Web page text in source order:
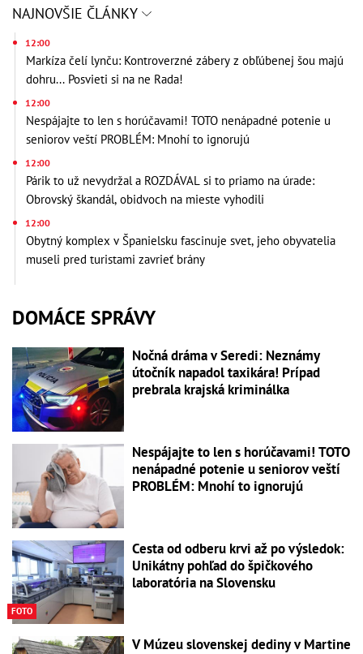
NAJNOVŠIE ČLÁNKY
12:00
Markíza čelí lynču: Kontroverzné zábery z obľúbenej šou majú
dohru... Posvieti si na ne Rada!
12:00
Nespájajte to len s horúčavami! TOTO nenápadné potenie u
seniorov veští PROBLÉM: Mnohí to ignorujú
12:00
Párik to už nevydržal a ROZDÁVAL si to priamo na úrade:
Obrovský škandál, obidvoch na mieste vyhodili
12:00
Obytný komplex v Španielsku fascinuje svet, jeho obyvatelia
museli pred turistami zavrieť brány
DOMÁCE SPRÁVY
Nočná dráma v Seredi: Neznámy
útočník napadol taxikára! Prípad
prebrala krajská kriminálka
Nespájajte to len s horúčavami! TOTO
nenápadné potenie u seniorov veští
PROBLÉM: Mnohí to ignorujú
FOTO
Cesta od odberu krvi až po výsledok:
Unikátny pohľad do špičkového
laboratória na Slovensku
V Múzeu slovenskej dediny v Martine